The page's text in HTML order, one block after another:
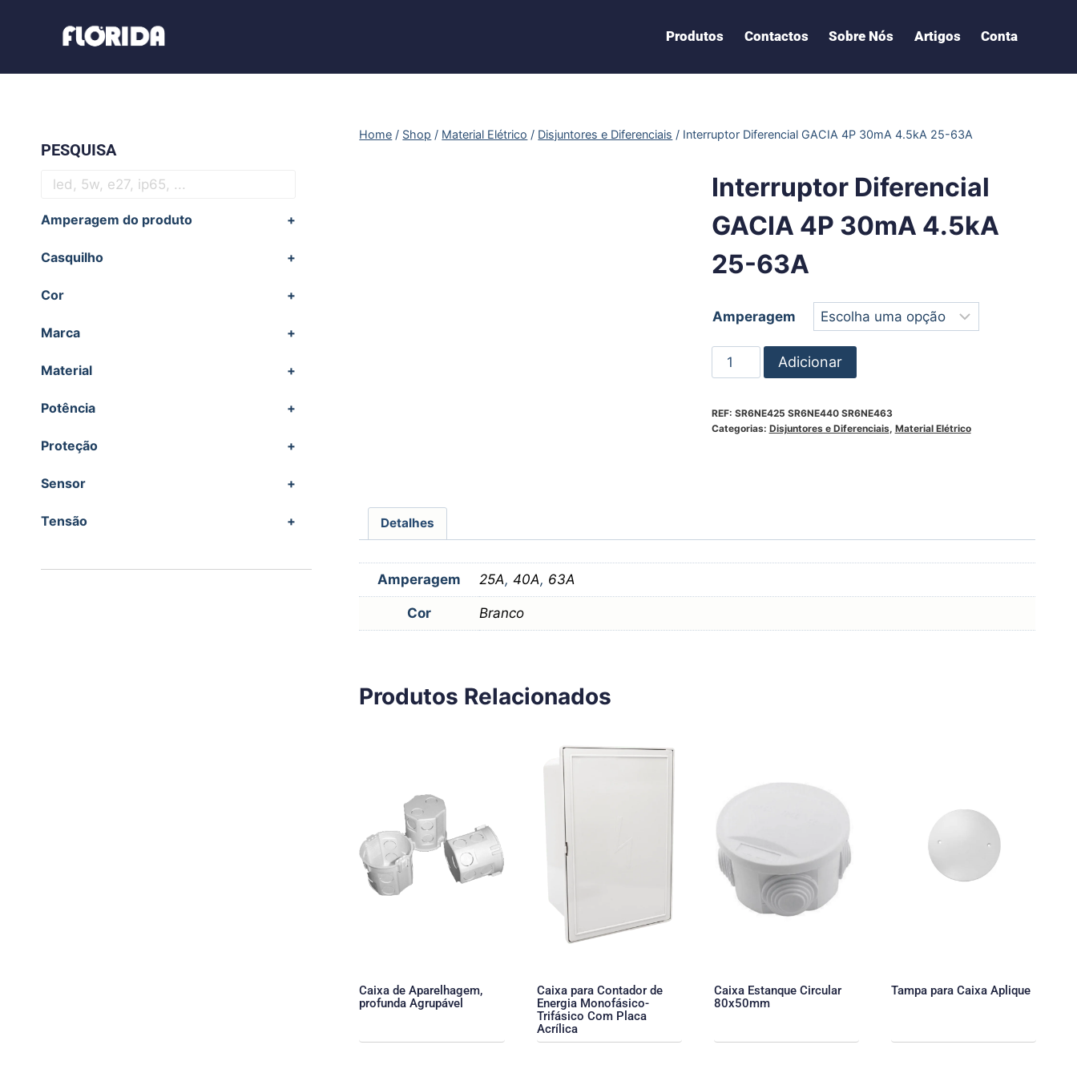
Produtos Contactos Sobre Nós Artigos Conta
Home / Shop / Material Elétrico / Disjuntores e Diferenciais / Interruptor Diferencial GACIA 4P 30mA 4.5kA 25-63A
Interruptor Diferencial
GACIA 4P 30mA 4.5kA
25-63A
Amperagem
Adicionar
REF: SR6NE425 SR6NE440 SR6NE463
Categorias: Disjuntores e Diferenciais, Material Elétrico
Detalhes
Amperagem 25A,40A, 63A
Cor Branco
Produtos Relacionados
Caixa de Aparelhagem,
profunda Agrupável
Caixa para Contador de
Energia Monofásico-
Trifásico Com Placa
Acrílica
Caixa Estanque Circular
80x50mm
Tampa para Caixa Aplique
PESQUISA
Amperagem do produto +
Casquilho +
Cor +
Marca +
Material +
Potência +
Proteção +
Sensor +
Tensão +